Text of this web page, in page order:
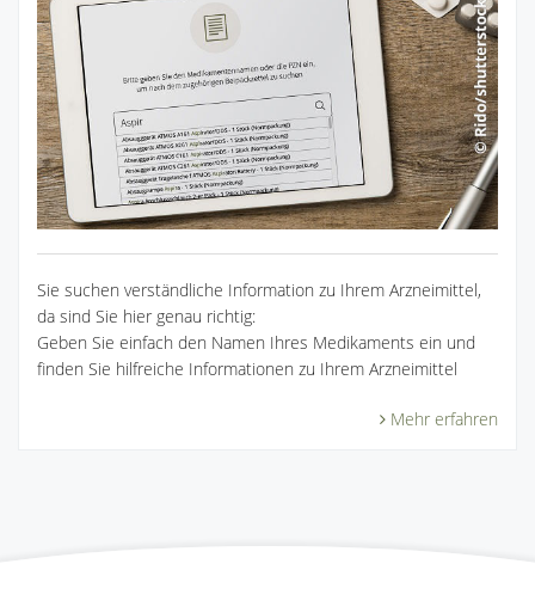
Sie suchen verständliche Information zu Ihrem Arzneimittel,
da sind Sie hier genau richtig:
Geben Sie einfach den Namen Ihres Medikaments ein und
finden Sie hilfreiche Informationen zu Ihrem Arzneimittel
Mehr erfahren